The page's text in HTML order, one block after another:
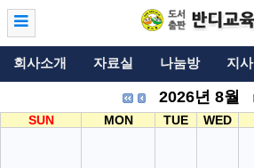
회사소개 자료실 나눔방 지
2026년 8월
SUN MON TUE WED